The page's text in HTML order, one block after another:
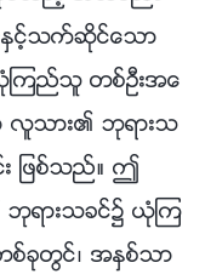
ႏွင့္သက္ဆိုင္ေသာ
ကည္သူ တစ္ဦးအေ
ာ လူသား၏ ဘုရားသ
း ျဖစ္သည္။ ဤ
ဘုရားသခင္၌ ယုံၾက
ခုတြင္၊ အႏွစ္သာ